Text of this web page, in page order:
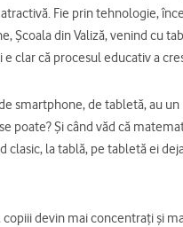
Fie prin tehnologie,
Școala din Valiză, venind cu
clar că procesul educativ a
smartphone, de tabletă, au
poate? Și când văd că
clasic, la tablă, pe tabletă ei
devin mai concentrați și